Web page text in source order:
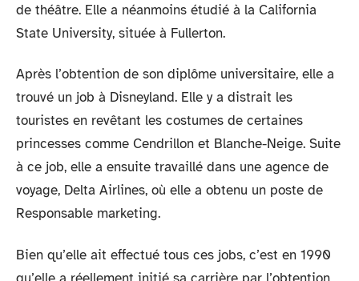
de théâtre. Elle a néanmoins étudié à la California
State University, située à Fullerton.
Après l’obtention de son diplôme universitaire, elle a
trouvé un job à Disneyland. Elle y a distrait les
touristes en revêtant les costumes de certaines
princesses comme Cendrillon et Blanche-Neige. Suite
à ce job, elle a ensuite travaillé dans une agence de
voyage, Delta Airlines, où elle a obtenu un poste de
Responsable marketing.
Bien qu’elle ait effectué tous ces jobs, c’est en 1990